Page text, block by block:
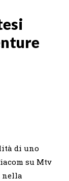
di uno
su Mtv
nella